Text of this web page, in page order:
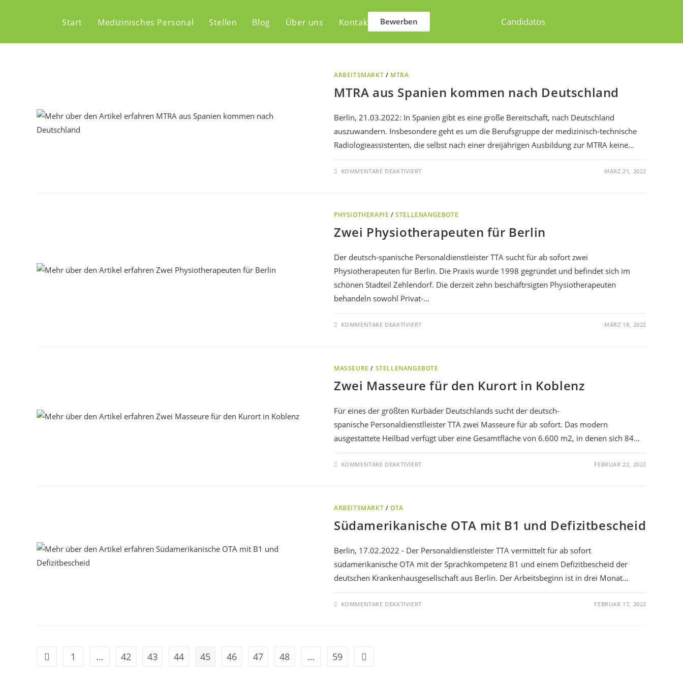
Start Medizinisches Personal Stellen Blog Über uns Kontakt Bewerben Candidatos
ARBEITSMARKT / MTRA
MTRA aus Spanien kommen nach Deutschland
Berlin, 21.03.2022: In Spanien gibt es eine große Bereitschaft, nach Deutschland
auszuwandern. Insbesondere geht es um die Berufsgruppe der medizinisch-technische
Radiologieassistenten, die selbst nach einer dreijährigen Ausbildung zur MTRA keine…
KOMMENTARE DEAKTIVIERT MÄRZ 21, 2022
PHYSIOTHERAPIE /STELLENANGEBOTE
Zwei Physiotherapeuten für Berlin
Der deutsch-spanische Personaldienstleister TTA sucht für ab sofort zwei
Physiotherapeuten für Berlin. Die Praxis wurde 1998 gegründet und befindet sich im
schönen Stadteil Zehlendorf. Die derzeit zehn beschäftrsigten Physiotherapeuten
behandeln sowohl Privat-…
KOMMENTARE DEAKTIVIERT MÄRZ 18, 2022
MASSEURE / STELLENANGEBOTE
Zwei Masseure für den Kurort in Koblenz
Für eines der größten Kurbäder Deutschlands sucht der deutsch-
spanische Personaldienstlleister TTA zwei Masseure für ab sofort. Das modern
ausgestattete Heilbad verfügt über eine Gesamtfläche von 6.600 m2, in denen sich 84…
KOMMENTARE DEAKTIVIERT FEBRUAR 22, 2022
ARBEITSMARKT /OTA
Südamerikanische OTA mit B1 und Defizitbescheid
Berlin, 17.02.2022 - Der Personaldienstleister TTA vermittelt für ab sofort
südamerikanische OTA mit der Sprachkompetenz B1 und einem Defizitbescheid der
deutschen Krankenhausgesellschaft aus Berlin. Der Arbeitsbeginn ist in drei Monat…
KOMMENTARE DEAKTIVIERT FEBRUAR 17, 2022
1 … 42 43 44 45 46 47 48 … 59